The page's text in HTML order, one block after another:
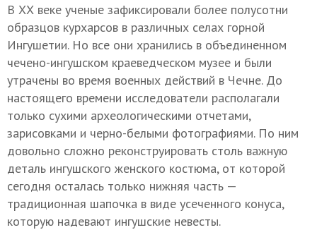
В ХХ веке ученые зафиксировали более полусотни
образцов курхарсов в различных селах горной
Ингушетии. Но все они хранились в объединенном
чечено-ингушском краеведческом музее и были
утрачены во время военных действий в Чечне. До
настоящего времени исследователи располагали
только сухими археологическими отчетами,
зарисовками и черно-белыми фотографиями. По ним
довольно сложно реконструировать столь важную
деталь ингушского женского костюма, от которой
сегодня осталась только нижняя часть —
традиционная шапочка в виде усеченного конуса,
которую надевают ингушские невесты.